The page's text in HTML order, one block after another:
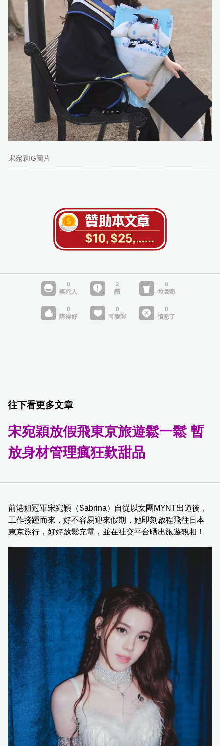
宋宛霖IG圖片
往下看更多文章
宋宛穎放假飛東京旅遊鬆一鬆 暫
放身材管理瘋狂歎甜品
前港姐冠軍宋宛穎（Sabrina）自從以女團MYNT出道後，
工作接踵而來，好不容易迎來假期，她即刻啟程飛往日本
東京旅行，好好放鬆充電，並在社交平台晒出旅遊靚相！